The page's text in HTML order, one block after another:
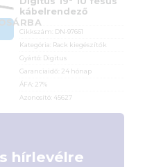
kábelrendező
Cikkszám: DN-97661
Kategória: Rack kiegészítők
Gyártó: Digitus
Garanciaidő: 24 hónap
ÁFA: 27%
Azonosító: 45627
hírlevélre